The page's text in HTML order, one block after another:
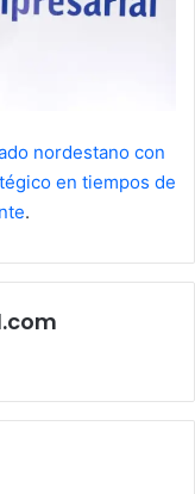
nordestano con
en tiempos de
.